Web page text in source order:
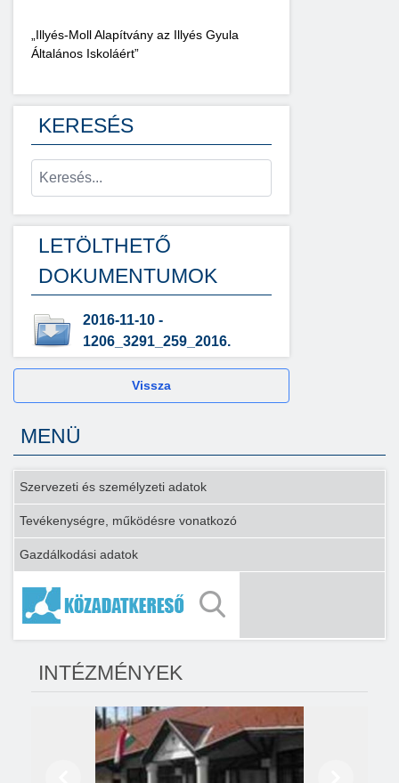
„Illyés-Moll Alapítvány az Illyés Gyula
Általános Iskoláért”
KERESÉS
LETÖLTHETŐ
DOKUMENTUMOK
2016-11-10 -
1206_3291_259_2016.
Vissza
MENÜ
Szervezeti és személyzeti adatok
Tevékenységre, működésre vonatkozó
Gazdálkodási adatok
INTÉZMÉNYEK